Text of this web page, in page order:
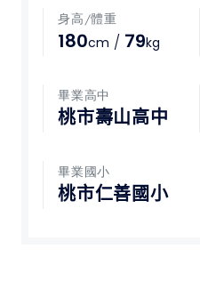
網站使用條款
教育部體育署
中華民國大專院校體育總會
身高/體重
180cm / 79kg
畢業高中
桃市壽山高中
畢業國小
桃市仁善國小